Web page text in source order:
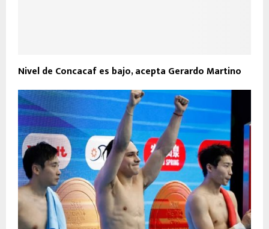
Nivel de Concacaf es bajo, acepta Gerardo Martino